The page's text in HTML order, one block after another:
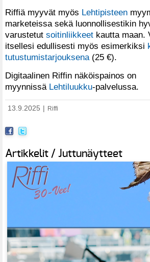
Riffiä myyvät myös Lehtipisteen
marketeissa sekä luonnollisestikin
varustetut soitinliikkeet kautta maan.
itsellesi edullisesti myös esimerkiksi
tutustumistarjouksena(25 €).
Digitaalinen Riffin näköispainos on
myynnissä Lehtiluukku-palvelussa.
13.9.2025 | Riffi
Artikkelit / Juttunäytteet